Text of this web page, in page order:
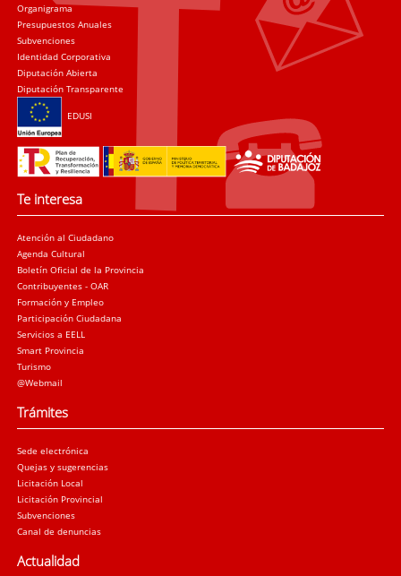
Organigrama
Presupuestos Anuales
Subvenciones
Identidad Corporativa
Diputación Abierta
Diputación Transparente
EDUSI
Te interesa
Atención al Ciudadano
Agenda Cultural
Boletín Oficial de la Provincia
Contribuyentes - OAR
Formación y Empleo
Participación Ciudadana
Servicios a EELL
Smart Provincia
Turismo
@Webmail
Trámites
Sede electrónica
Quejas y sugerencias
Licitación Local
Licitación Provincial
Subvenciones
Canal de denuncias
Actualidad